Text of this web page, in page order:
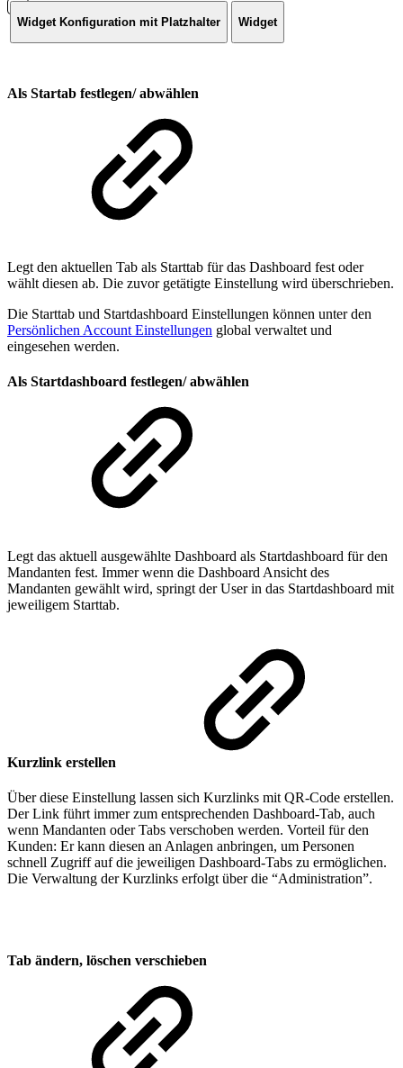
Widget Konfiguration mit Platzhalter Widget
Als Startab festlegen/ abwählen
Legt den aktuellen Tab als Starttab für das Dashboard fest oder
wählt diesen ab. Die zuvor getätigte Einstellung wird überschrieben.
Die Starttab und Startdashboard Einstellungen können unter den
Persönlichen Account Einstellungen global verwaltet und
eingesehen werden.
Als Startdashboard festlegen/ abwählen
Legt das aktuell ausgewählte Dashboard als Startdashboard für den
Mandanten fest. Immer wenn die Dashboard Ansicht des
Mandanten gewählt wird, springt der User in das Startdashboard mit
jeweiligem Starttab.
Kurzlink erstellen
Über diese Einstellung lassen sich Kurzlinks mit QR-Code erstellen.
Der Link führt immer zum entsprechenden Dashboard-Tab, auch
wenn Mandanten oder Tabs verschoben werden. Vorteil für den
Kunden: Er kann diesen an Anlagen anbringen, um Personen
schnell Zugriff auf die jeweiligen Dashboard-Tabs zu ermöglichen.
Die Verwaltung der Kurzlinks erfolgt über die “Administration”.
Tab ändern, löschen verschieben